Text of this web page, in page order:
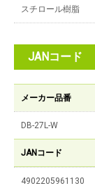
スチロール樹脂
JANコード
メーカー品番
DB-27L-W
JANコード
4902205961130